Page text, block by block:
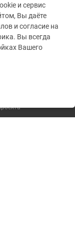
и сервис
Вы даёте
и согласие на
Вы всегда
Вашего